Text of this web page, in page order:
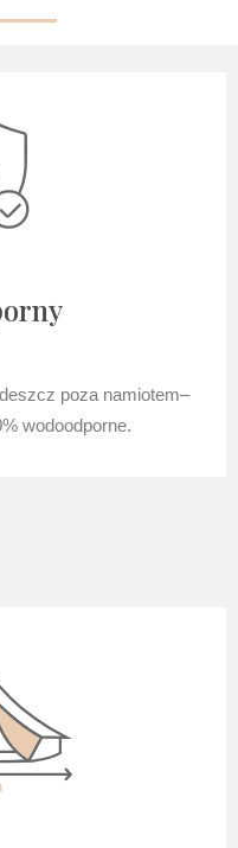
poza namiotem–
wodoodporne.